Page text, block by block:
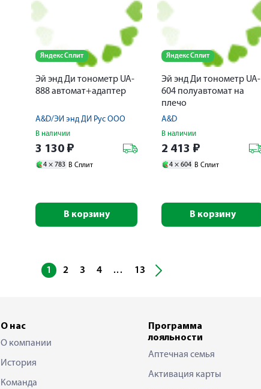
Яндекс Сплит
Эй энд Ди тонометр UA-
888 автомат+адаптер
A&D/ЭЙ энд ДИ Рус ООО
В наличии
3 130 ₽
4 × 783 В Сплит
В корзину
Яндекс Сплит
Эй энд Ди тонометр UA-
604 полуавтомат на
плечо
A&D
В наличии
2 413 ₽
4 × 604 В Сплит
В корзину
1 2 3 4 ... 13
О нас
О компании
История
Команда
Программа
лояльности
Аптечная семья
Активация карты